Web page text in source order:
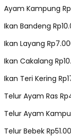
Ayam Kampung
Ikan Bandeng
Ikan Layang
Ikan Cakalang
Ikan Teri Kering
Telur Ayam Ras
Telur Ayam
Telur Bebek